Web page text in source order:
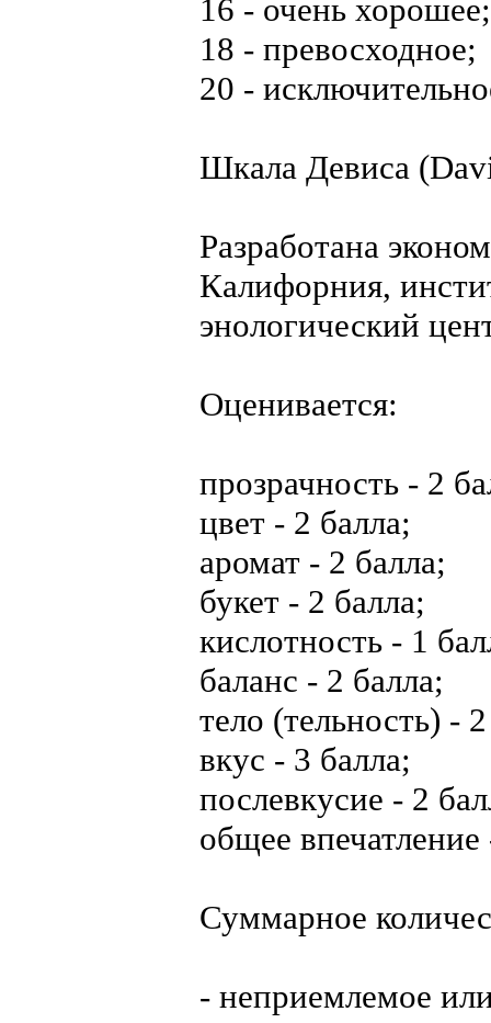
16 - очень хорошее;
18 - превосходное;
20 -
Шкала Девиса
Разработана
Калифорния,
энологический
Оценивается:
прозрачность - 2
цвет - 2 балла;
аромат - 2 балла;
букет - 2 балла;
кислотность - 1
баланс - 2 балла;
тело (тельность) -
вкус - 3 балла;
послевкусие - 2
общее впечатление
Суммарное
- неприемлемое